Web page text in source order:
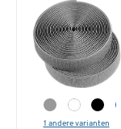
1 andere varianten